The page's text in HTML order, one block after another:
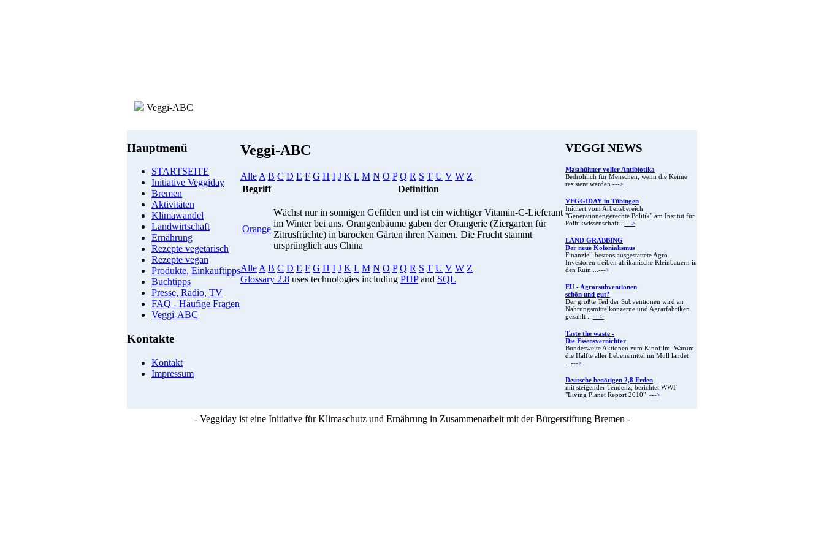
Veggi-ABC
Hauptmenü
STARTSEITE
Initiative Veggiday
Bremen
Aktivitäten
Klimawandel
Landwirtschaft
Ernährung
Rezepte vegetarisch
Rezepte vegan
Produkte, Einkauftipps
Buchtipps
Presse, Radio, TV
FAQ - Häufige Fragen
Veggi-ABC
Kontakte
Kontakt
Impressum
Veggi-ABC
Alle A B C D E F G H I J K L M N O P Q R S T U V W Z
Begriff
Definition
Orange
Wächst nur in sonnigen Gefilden und ist ein wichtiger Vitamin-C-Lieferant
im Winter bei uns. Orangenbäume gaben der Orangerie (Ziergarten für
Zitrusfrüchte) in barocken Gärten ihren Namen. Die Frucht stammt
ursprünglich aus China
Alle A B C D E F G H I J K L M N O P Q R S T U V W Z
Glossary 2.8 uses technologies including PHPand SQL
VEGGI NEWS
Masthühner voller Antibiotika
Bedrohlich für Menschen, wenn die Keime
resistent werden --->
VEGGIDAY in Tübingen
Initiiert vom Arbeitsbereich
"Generationengerechte Politik" am Institut für
Politikwissenschaft...--->
LAND GRABBING
Der neue Kolonialismus
Finanziell bestens ausgestattete Agro-
Investoren treiben afrikanische Kleinbauern in
den Ruin ...--->
EU - Agrarsubventionen
schön und gut?
Der größte Teil der Subventionen wird an
Nahrungsmittelkonzerne und Agrarfabriken
gezahlt ...--->
Taste the waste -
Die Essensvernichter
Bundesweite Aktionen zum Kinofilm. Warum
die Hälfte aller Lebensmittel im Müll landet
...--->
Deutsche benötigen 2,8 Erden
mit steigender Tendenz, berichtet WWF
"Living Planet Report 2010" --->
- Veggiday ist eine Initiative für Klimaschutz und Ernährung in Zusammenarbeit mit der Bürgerstiftung Bremen -